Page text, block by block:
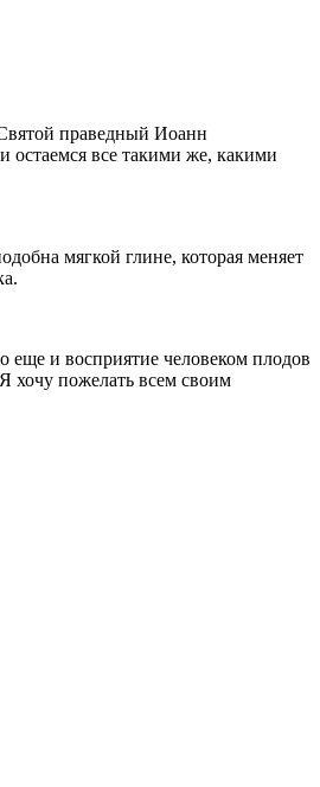
праведный Иоанн
все такими же, какими
мягкой глине, которая меняет
и восприятие человеком плодов
хочу пожелать всем своим